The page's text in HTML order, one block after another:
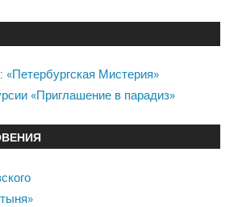
Мистерия»
«Приглашение в парадиз»